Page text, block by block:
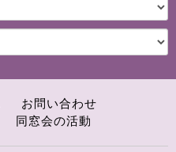
お問い合わせ
同窓会の活動